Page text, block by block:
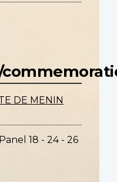
DE MENIN
Panel 18 - 24 - 26